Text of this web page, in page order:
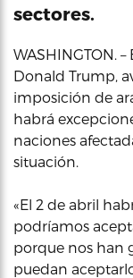
sectores.
WASHINGTON.
Donald Trump,
imposición de
habrá
naciones
situación.
«El 2 de abril
podríamos
porque nos han
puedan